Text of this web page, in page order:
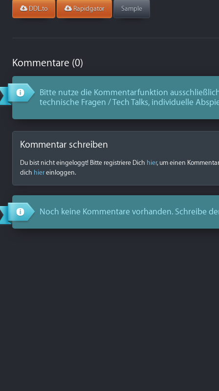
DDL.to Rapidgator Sample
Kommentare (0)
Bitte nutze die Kommentarfunktion
technische Fragen / Tech Talks, individuelle
Kommentar schreiben
Du bist nicht eingeloggt! Bitte registriere Dich hier, um einen
dich hiereinloggen.
Noch keine Kommentare vorhanden. Schreibe